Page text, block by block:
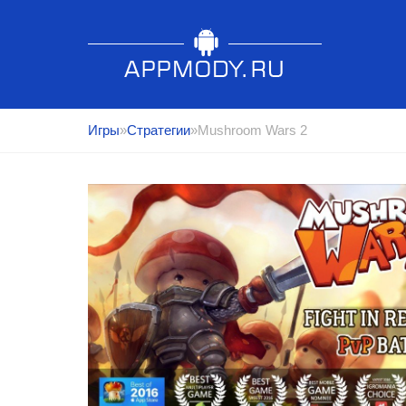
Игры»Стратегии»Mushroom Wars 2